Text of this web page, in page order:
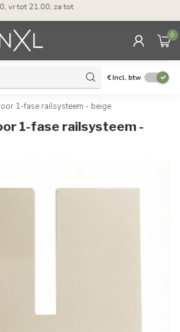
vr tot 21.00, za tot
0
€Incl. btw
1-fase railsysteem - beige
1-fase railsysteem -